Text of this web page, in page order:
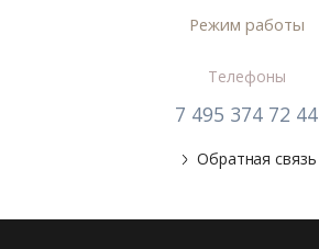
Режим работы
Телефоны
7 495 374 72 44
Обратная связь